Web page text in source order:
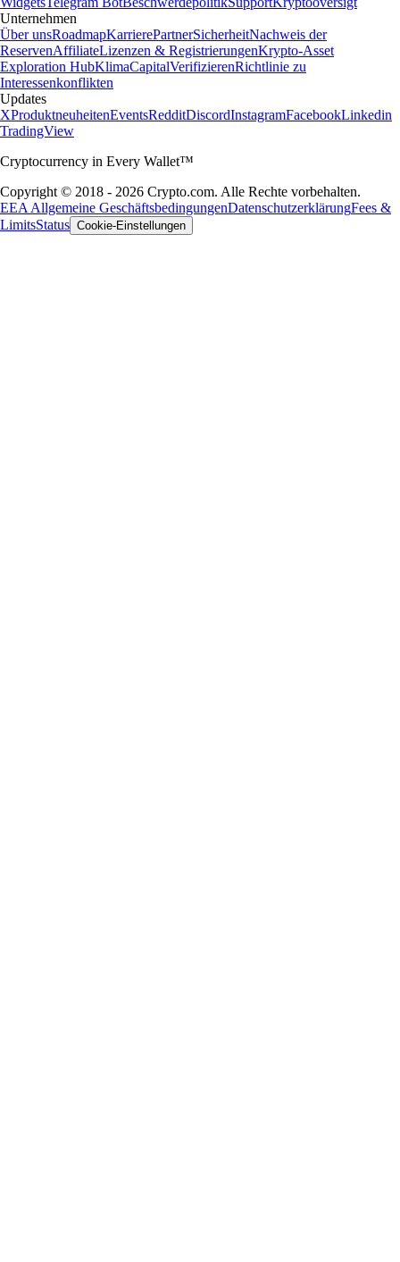
Unternehmen
Über unsRoadmapKarrierePartnerSicherheitNachweis der
ReservenAffiliateLizenzen & RegistrierungenKrypto-Asset
Exploration HubKlimaCapitalVerifizierenRichtlinie zu
Interessenkonflikten
Updates
XProduktneuheitenEventsRedditDiscordInstagramFacebookLinkedin
TradingView
Cryptocurrency in Every Wallet™
Copyright © 2018 - 2026 Crypto.com. Alle Rechte vorbehalten.
EEA Allgemeine GeschäftsbedingungenDatenschutzerklärungFees &
LimitsStatus Cookie-Einstellungen